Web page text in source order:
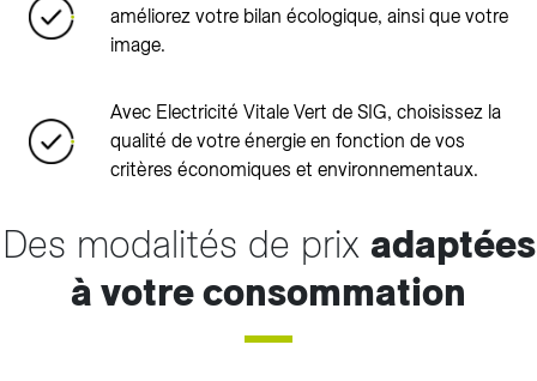
améliorez votre bilan écologique, ainsi que votre
image.
Avec Electricité Vitale Vert de SIG, choisissez la
qualité de votre énergie en fonction de vos
critères économiques et environnementaux.
Des modalités de prix adaptées
à votre consommation